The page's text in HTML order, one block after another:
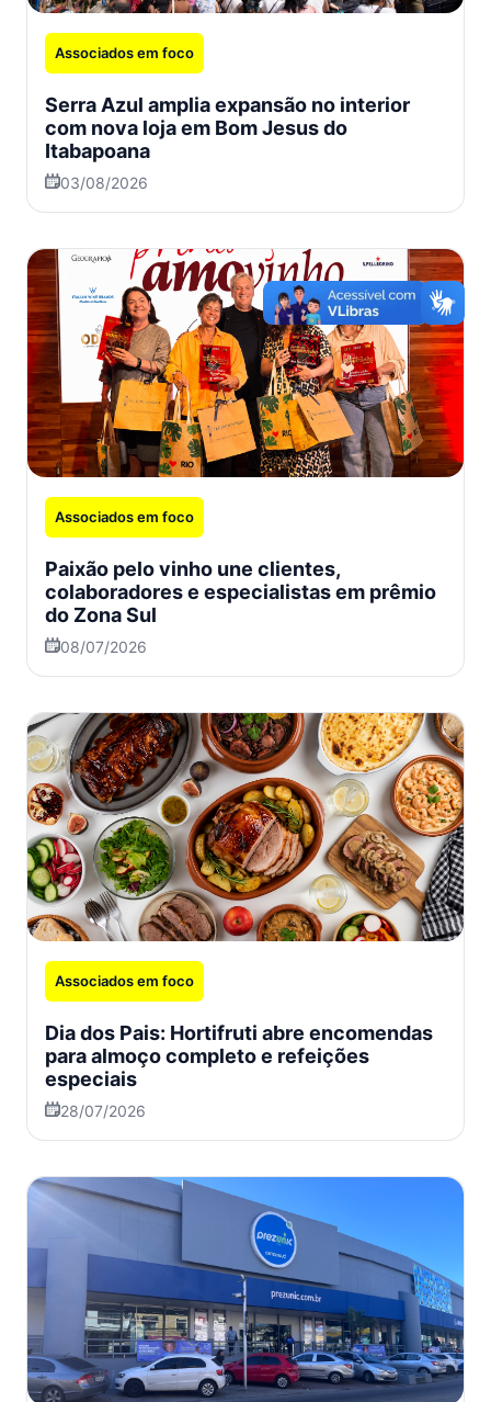
Associados em foco
Serra Azul amplia expansão no interior
com nova loja em Bom Jesus do
Itabapoana
03/08/2026
Associados em foco
Paixão pelo vinho une clientes,
colaboradores e especialistas em prêmio
do Zona Sul
08/07/2026
Associados em foco
Dia dos Pais: Hortifruti abre encomendas
para almoço completo e refeições
especiais
28/07/2026